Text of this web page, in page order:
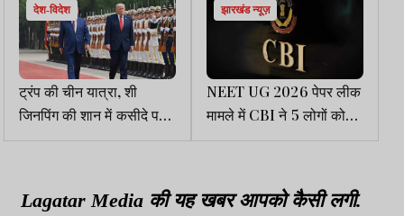
देश-विदेश
ट्रंप की चीन यात्रा, शी
जिनपिंग की शान में कसीदे पढ़े,
महान देश का महान नेता करार
झारखंड न्यूज़
NEET UG 2026 पेपर लीक
मामले में CBI ने 5 लोगों को
किया गिरफ्तार
Lagatar Media की यह खबर आपको कैसी लगी.